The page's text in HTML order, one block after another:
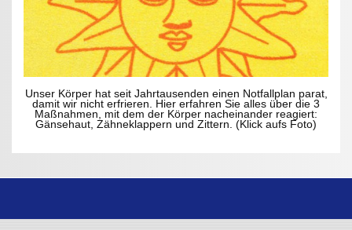
Unser Körper hat seit Jahrtausenden einen Notfallplan parat,
damit wir nicht erfrieren. Hier erfahren Sie alles über die 3
Maßnahmen, mit dem der Körper nacheinander reagiert:
Gänsehaut, Zähneklappern und Zittern. (Klick aufs Foto)